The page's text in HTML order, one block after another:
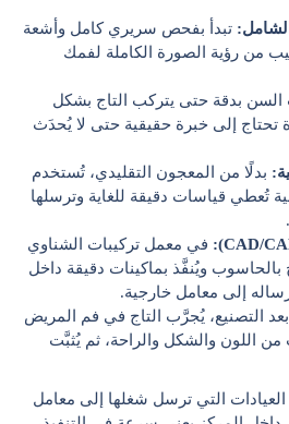
تبدأ بفحص سريري كامل وأشعة
من رؤية الصورة الكاملة لفمك
بدقة حتى يتركب التاج بشكل
إلى خبرة حقيقية حتى لا يُحدَث
بدلًا من المعجون التقليدي، تُستخدم
تُعطي قياسات دقيقة للغاية وترسلها
في معمل تركيبات الشناوي
بالحاسوب ويُنفَّذ بماكينات دقيقة داخل
إلى معامل خارجية.
بعد التصنيع، يُجرَّب التاج في فم المريض
من اللون والشكل والراحة، ثم يُثبَّت
التي ترسل شغلها إلى معامل